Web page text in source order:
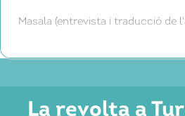
Masala (entrevista i traducció de
Conversem amb en Marc
des dels seus primers
La revolta a